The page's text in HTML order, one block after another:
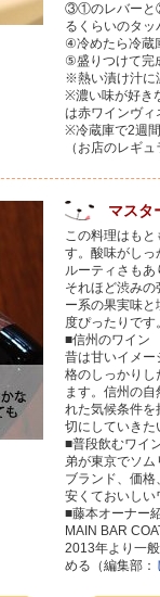
③①のレバーと②
るくらいのタ
④冷めたら冷蔵
⑤盛りつけて完
※熱い漬け汁に
※濃い味が好き
は赤ワインヴィ
※冷蔵庫で2週
（お店のレギ
マスタ
この料理はも
す。酸味がしっ
ルーティさも
それほど渋み
ー系の果実味
度ぴったりです
■信州のワイン
昔は甘いイメー
格のしっかりし
ます。信州の
れた気候条件を
切にしていきた
■普段飲むワイ
弟が東京でソ
ブランド、価
安くておいしい
■藤本オーナー
MAIN BAR
2013年より一
める（編集部：